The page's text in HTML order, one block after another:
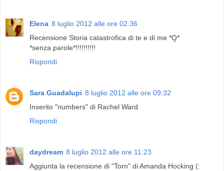
Elena 8 luglio 2012 alle ore 02:36
Recensione Storia catastrofica di te e di me *Q*
*senza parole*!!!!!!!!!!
Rispondi
Sara Guadalupi 8 luglio 2012 alle ore 09:32
Inserito "numbers" di Rachel Ward
Rispondi
daydream 8 luglio 2012 alle ore 11:23
Aggiunta la recensione di "Torn" di Amanda Hocking (: